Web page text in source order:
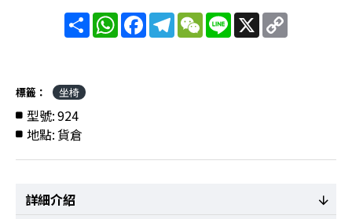
分
享
WhatsAppFacebookTelegram
WeChat
Line X Copy
Link
標籤： 坐椅
型號:924
地點:貨倉
詳細介紹